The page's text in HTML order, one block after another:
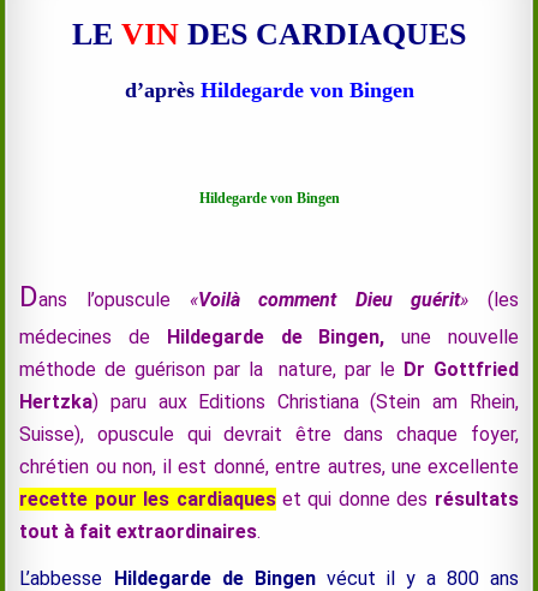
LE VIN DES CARDIAQUES
d’après Hildegarde von Bingen
Hildegarde von Bingen
Dans l’opuscule «Voilà comment Dieu guérit» (les
médecines de Hildegarde de Bingen, une nouvelle
méthode de guérison par la nature, par le Dr Gottfried
Hertzka) paru aux Editions Christiana (Stein am Rhein,
Suisse), opuscule qui devrait être dans chaque foyer,
chrétien ou non, il est donné, entre autres, une excellente
recette pour les cardiaqueset qui donne des résultats
tout à fait extraordinaires.
L’abbesse Hildegarde de Bingenvécut il y a 800 ans